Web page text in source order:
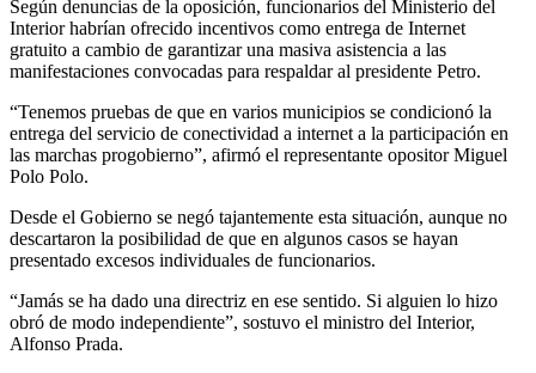
Según denuncias de la oposición, funcionarios del Ministerio del
Interior habrían ofrecido incentivos como entrega de Internet
gratuito a cambio de garantizar una masiva asistencia a las
manifestaciones convocadas para respaldar al presidente Petro.
“Tenemos pruebas de que en varios municipios se condicionó la
entrega del servicio de conectividad a internet a la participación en
las marchas progobierno”, afirmó el representante opositor Miguel
Polo Polo.
Desde el Gobierno se negó tajantemente esta situación, aunque no
descartaron la posibilidad de que en algunos casos se hayan
presentado excesos individuales de funcionarios.
“Jamás se ha dado una directriz en ese sentido. Si alguien lo hizo
obró de modo independiente”, sostuvo el ministro del Interior,
Alfonso Prada.